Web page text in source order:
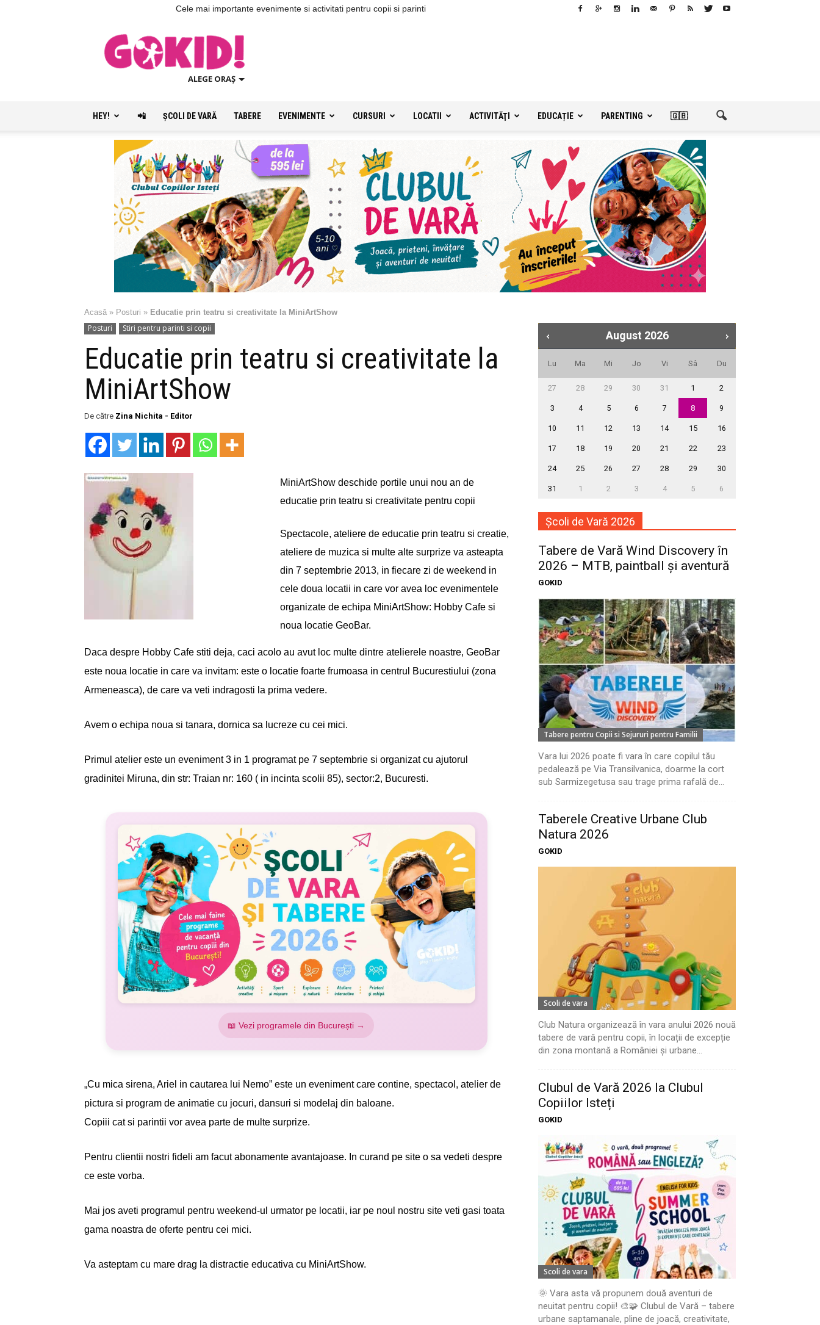
Cele mai importante evenimente si activitati pentru copii si parinti
ALEGE ORAȘ
HEY! 📲 ŞCOLI DE VARĂ TABERE EVENIMENTE CURSURI LOCATII ACTIVITĂŢI EDUCAȚIE PARENTING 🇬🇧
Acasă » Posturi » Educatie prin teatru si creativitate la MiniArtShow
Posturi Stiri pentru parinti si copii
Educatie prin teatru si creativitate la
MiniArtShow
De către Zina Nichita - Editor
MiniArtShow deschide portile unui nou an de
educatie prin teatru si creativitate pentru copii
Spectacole, ateliere de educatie prin teatru si creatie,
ateliere de muzica si multe alte surprize va asteapta
din 7 septembrie 2013, in fiecare zi de weekend in
cele doua locatii in care vor avea loc evenimentele
organizate de echipa MiniArtShow: Hobby Cafe si
noua locatie GeoBar.
Daca despre Hobby Cafe stiti deja, caci acolo au avut loc multe dintre atelierele noastre, GeoBar
este noua locatie in care va invitam: este o locatie foarte frumoasa in centrul Bucurestiului (zona
Armeneasca), de care va veti indragosti la prima vedere.
Avem o echipa noua si tanara, dornica sa lucreze cu cei mici.
Primul atelier este un eveniment 3 in 1 programat pe 7 septembrie si organizat cu ajutorul
gradinitei Miruna, din str: Traian nr: 160 ( in incinta scolii 85), sector:2, Bucuresti.
📖 Vezi programele din București →
„Cu mica sirena, Ariel in cautarea lui Nemo” este un eveniment care contine, spectacol, atelier de
pictura si program de animatie cu jocuri, dansuri si modelaj din baloane.
Copiii cat si parintii vor avea parte de multe surprize.
Pentru clientii nostri fideli am facut abonamente avantajoase. In curand pe site o sa vedeti despre
ce este vorba.
Mai jos aveti programul pentru weekend-ul urmator pe locatii, iar pe noul nostru site veti gasi toata
gama noastra de oferte pentru cei mici.
Va asteptam cu mare drag la distractie educativa cu MiniArtShow.
August 2026
Lu Ma Mi Jo Vi Sâ Du
27 28 29 30 31 1 2
3 4 5 6 7 8 9
10 11 12 13 14 15 16
17 18 19 20 21 22 23
24 25 26 27 28 29 30
31 1 2 3 4 5 6
Școli de Vară 2026
Tabere de Vară Wind Discovery în
2026 – MTB, paintball și aventură
GOKID
Tabere pentru Copii si Sejururi pentru Familii
Vara lui 2026 poate fi vara în care copilul tău
pedalează pe Via Transilvanica, doarme la cort
sub Sarmizegetusa sau trage prima rafală de...
Taberele Creative Urbane Club
Natura 2026
GOKID
Scoli de vara
Club Natura organizează în vara anului 2026 nouă
tabere de vară pentru copii, în locații de excepție
din zona montană a României și urbane...
Clubul de Vară 2026 la Clubul
Copiilor Isteți
GOKID
Scoli de vara
🌞 Vara asta vă propunem două aventuri de
neuitat pentru copii! 🎨🧩 Clubul de Vară – tabere
urbane saptamanale, pline de joacă, creativitate,